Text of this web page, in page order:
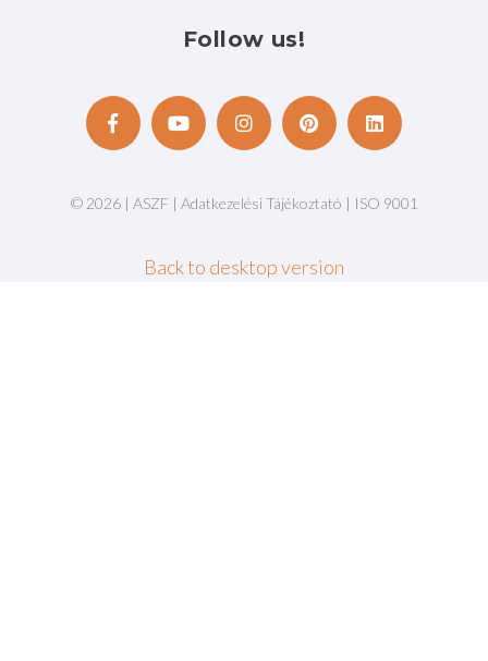
Follow us!
© 2026 | ASZF | Adatkezelési Tájékoztató | ISO 9001
Back to desktop version